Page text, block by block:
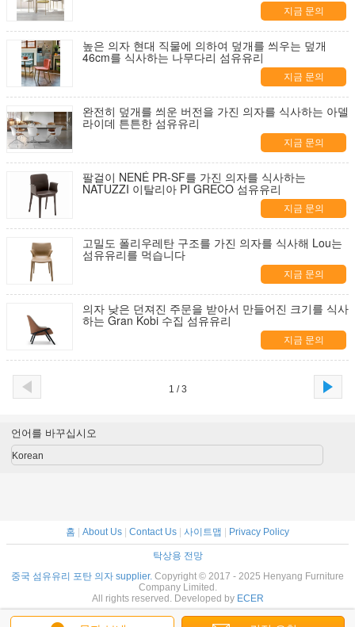
지금 문의
높은 의자 현대 직물에 의하여 덮개를 씌우는 덮개
46cm를 식사하는 나무다리 섬유유리
지금 문의
완전히 덮개를 씌운 버전을 가진 의자를 식사하는 아델
라이데 튼튼한 섬유유리
지금 문의
팔걸이 NENÉ PR-SF를 가진 의자를 식사하는
NATUZZI 이탈리아 PI GRECO 섬유유리
지금 문의
고밀도 폴리우레탄 구조를 가진 의자를 식사해 Lou는
섬유유리를 먹습니다
지금 문의
의자 낮은 던져진 주문을 받아서 만들어진 크기를 식사
하는 Gran Kobi 수집 섬유유리
지금 문의
1 / 3
언어를 바꾸십시오
Korean
홈 About Us Contact Us 사이트맵 Privacy Policy
탁상용 전망
중국 섬유유리 포탄 의자 supplier. Copyright © 2017 - 2025 Henyang Furniture
Company Limited.
All rights reserved. Developed by ECER